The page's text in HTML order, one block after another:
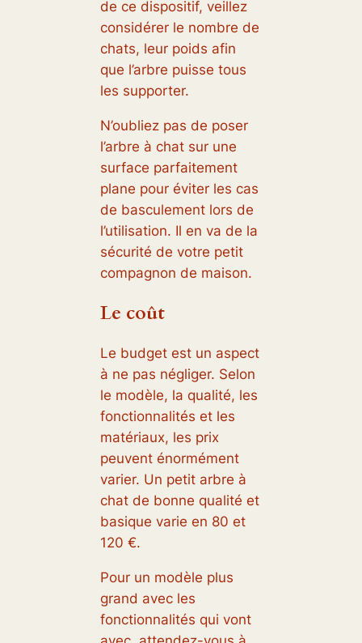
de ce dispositif, veillez
considérer le nombre de
chats, leur poids afin
que l’arbre puisse tous
les supporter.
N’oubliez pas de poser
l’arbre à chat sur une
surface parfaitement
plane pour éviter les cas
de basculement lors de
l’utilisation. Il en va de la
sécurité de votre petit
compagnon de maison.
Le coût
Le budget est un aspect
à ne pas négliger. Selon
le modèle, la qualité, les
fonctionnalités et les
matériaux, les prix
peuvent énormément
varier. Un petit arbre à
chat de bonne qualité et
basique varie en 80 et
120 €.
Pour un modèle plus
grand avec les
fonctionnalités qui vont